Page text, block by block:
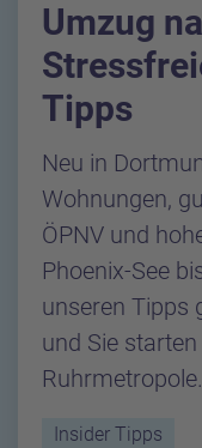
Umzug
Tipps
Neu in
Wohnungen,
ÖPNV und
Phoenix-See
unseren Tipps
und Sie
Ruhrmetropole.
Insider Tipps